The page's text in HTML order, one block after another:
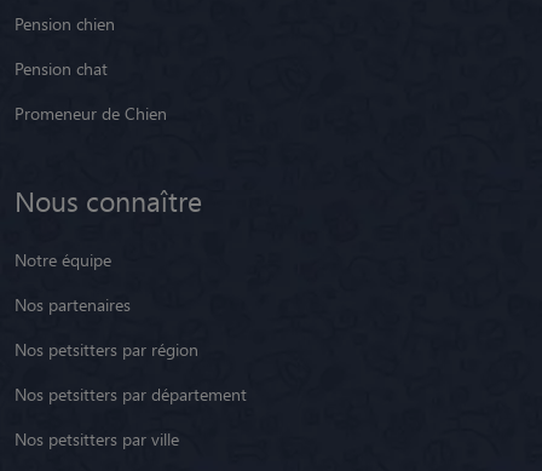
Pension chien
Pension chat
Promeneur de Chien
Nous connaître
Notre équipe
Nos partenaires
Nos petsitters par région
Nos petsitters par département
Nos petsitters par ville